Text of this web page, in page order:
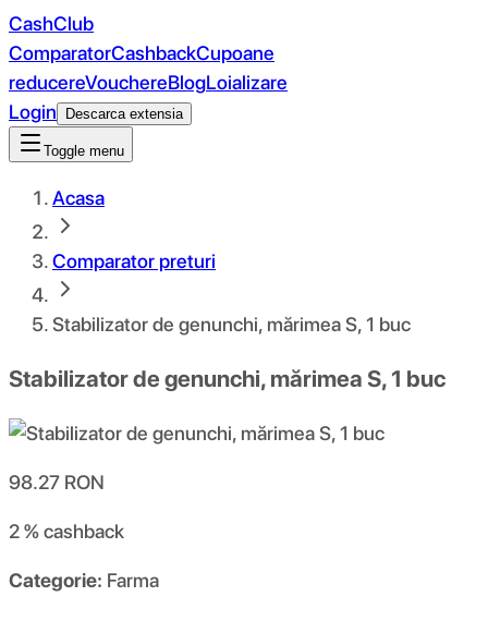
CashClub
ComparatorCashbackCupoane
reducereVouchereBlogLoializare
Login
Descarca extensia
Toggle menu
Acasa
Comparator preturi
Stabilizator de genunchi, mărimea S, 1 buc
Stabilizator de genunchi, mărimea S, 1 buc
98.27 RON
2 %cashback
Categorie: Farma